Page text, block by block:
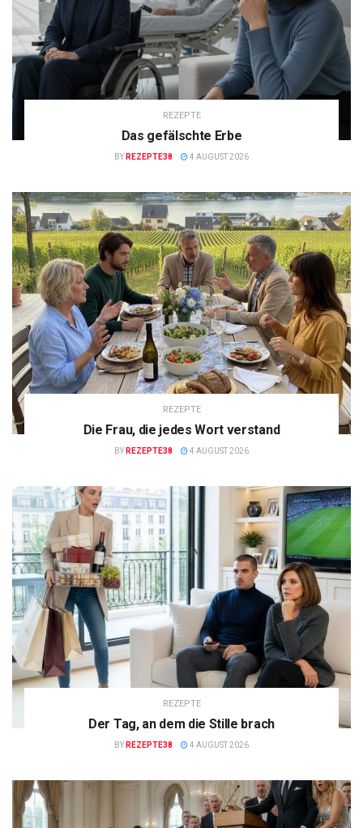
REZEPTE
Das gefälschte Erbe
BY REZEPTE38 4 AUGUST 2026
REZEPTE
Die Frau, die jedes Wort verstand
BY REZEPTE38 4 AUGUST 2026
REZEPTE
Der Tag, an dem die Stille brach
BY REZEPTE38 4 AUGUST 2026